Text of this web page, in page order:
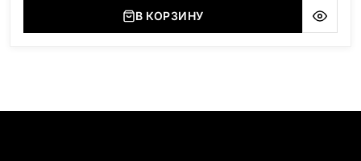
(Украина, Житомерская область), Сюксюансаари
(Россия, Карелия), Амфиболит (Россия, Мурманская
В КОРЗИНУ